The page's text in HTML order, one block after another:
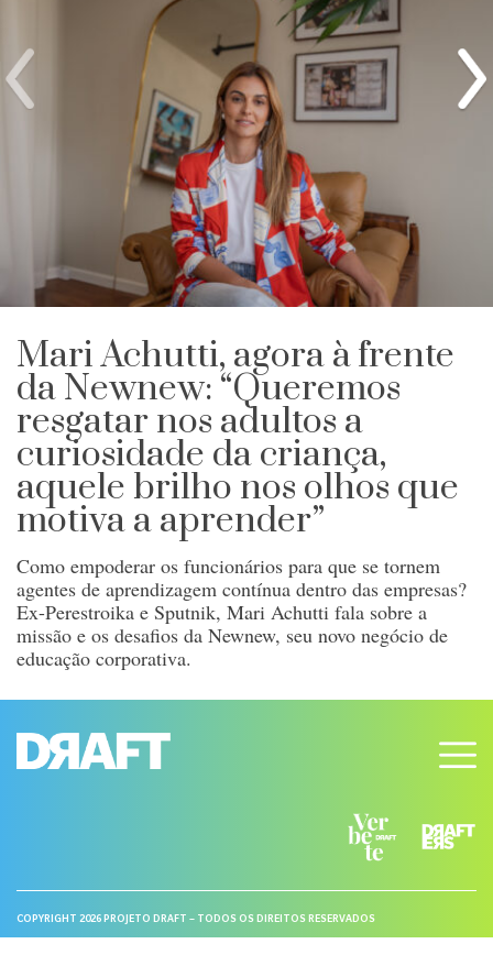
Mari Achutti, agora à frente
da Newnew: “Queremos
resgatar nos adultos a
curiosidade da criança,
aquele brilho nos olhos que
motiva a aprender”
Como empoderar os funcionários para que se tornem
agentes de aprendizagem contínua dentro das empresas?
Ex-Perestroika e Sputnik, Mari Achutti fala sobre a
missão e os desafios da Newnew, seu novo negócio de
educação corporativa.
COPYRIGHT 2026 PROJETO DRAFT – TODOS OS DIREITOS RESERVADOS